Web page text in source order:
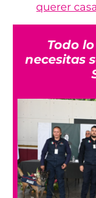
querer
Todo
necesitas